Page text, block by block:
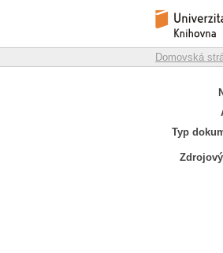
Tilt
Repozitář
Domovská
Typ